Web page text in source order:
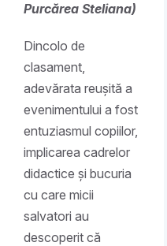
Purcărea Steliana)
Dincolo de
clasament,
adevărata reușită a
evenimentului a fost
entuziasmul copiilor,
implicarea cadrelor
didactice și bucuria
cu care micii
salvatori au
descoperit că